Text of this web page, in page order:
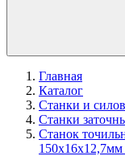
Главная
Каталог
Станки и
Станки
Станок
150х16х12,7мм